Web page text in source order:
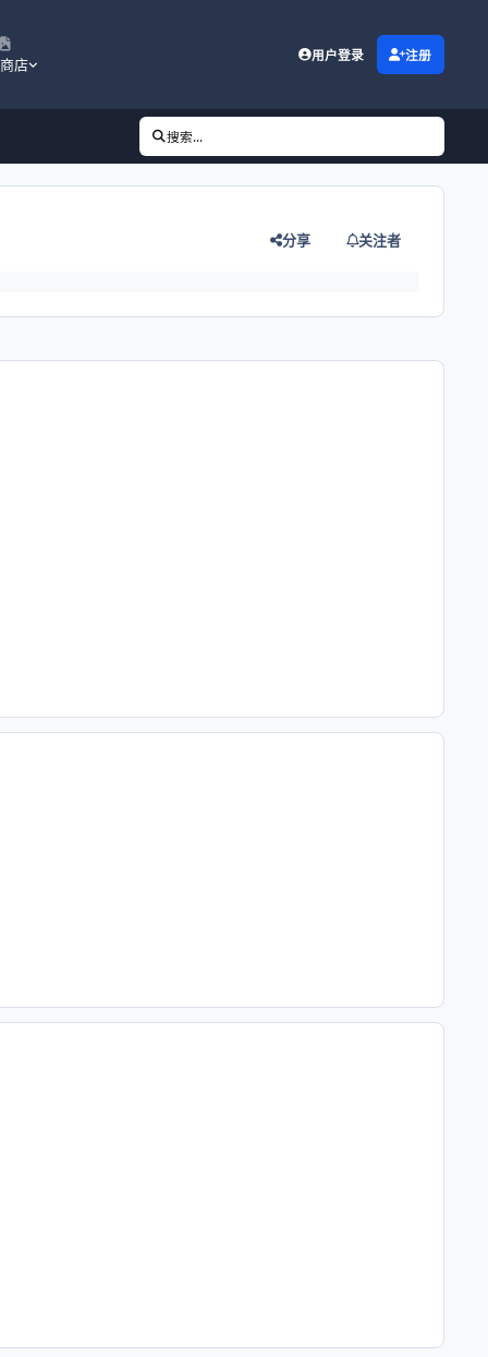
商店
用户登录 注册
搜索...
分享 关注者